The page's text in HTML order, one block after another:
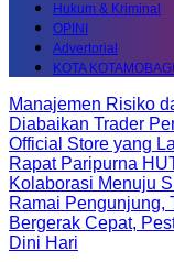
Hukum & Kriminal
OPINI
Advertorial
KOTA
Manajemen Risiko
Diabaikan Trader
Official Store yang
Rapat Paripurna
Kolaborasi Menuju
Ramai Pengunjung,
Bergerak Cepat,
Dini Hari